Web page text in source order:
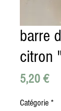
barre
citron
5,20 €Prix
Catégorie *